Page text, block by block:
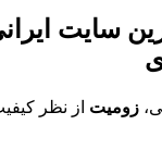
سایت
زومیت از نظر